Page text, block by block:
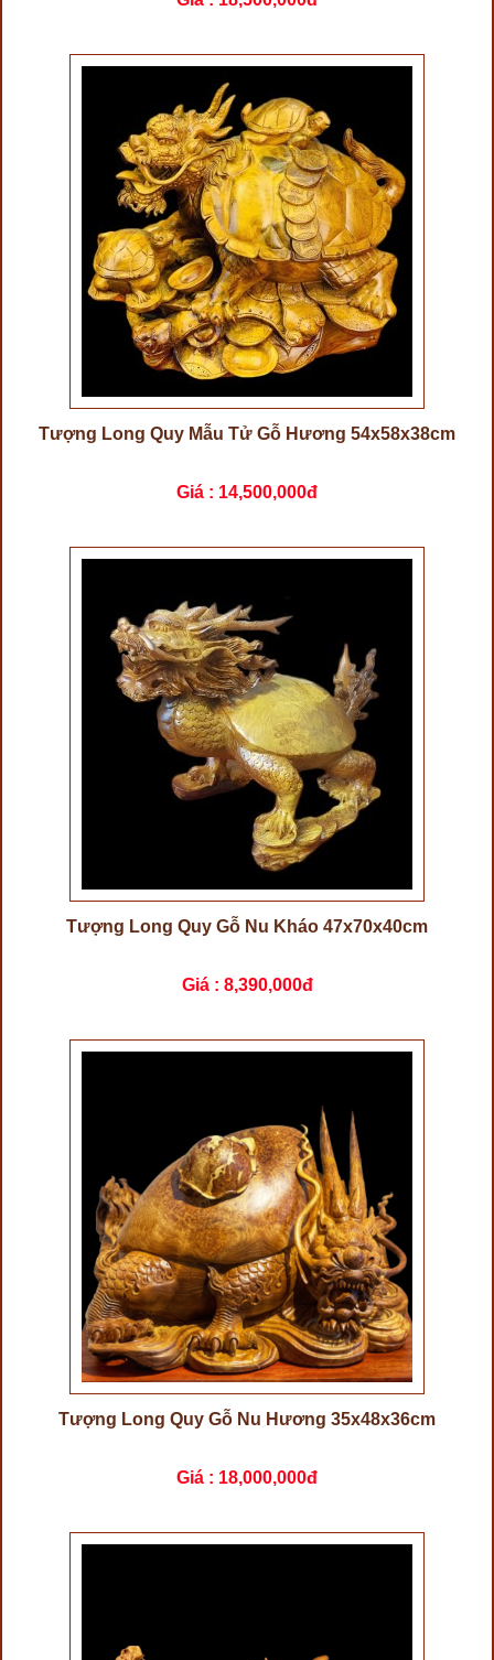
Tượng Long Quy Mẫu Tử Gỗ Hương 54x58x38cm
Giá : 14,500,000đ
Tượng Long Quy Gỗ Nu Kháo 47x70x40cm
Giá : 8,390,000đ
Tượng Long Quy Gỗ Nu Hương 35x48x36cm
Giá : 18,000,000đ